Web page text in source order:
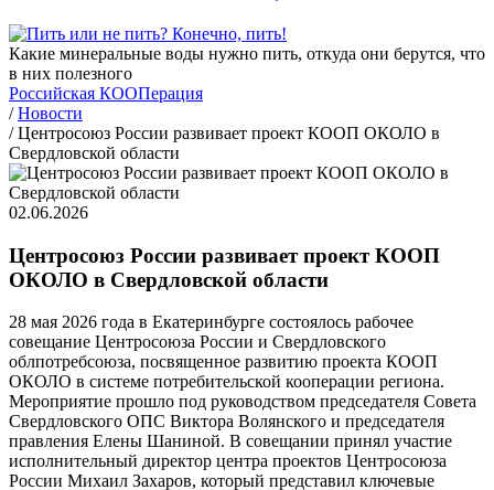
Какие минеральные воды нужно пить, откуда они берутся, что
в них полезного
Российская КООПерация
/ Новости
/ Центросоюз России развивает проект КООП ОКОЛО в
Свердловской области
02.06.2026
Центросоюз России развивает проект КООП
ОКОЛО в Свердловской области
28 мая 2026 года в Екатеринбурге состоялось рабочее
совещание Центросоюза России и Свердловского
облпотребсоюза, посвященное развитию проекта КООП
ОКОЛО в системе потребительской кооперации региона.
Мероприятие прошло под руководством председателя Совета
Свердловского ОПС Виктора Волянского и председателя
правления Елены Шаниной. В совещании принял участие
исполнительный директор центра проектов Центросоюза
России Михаил Захаров, который представил ключевые